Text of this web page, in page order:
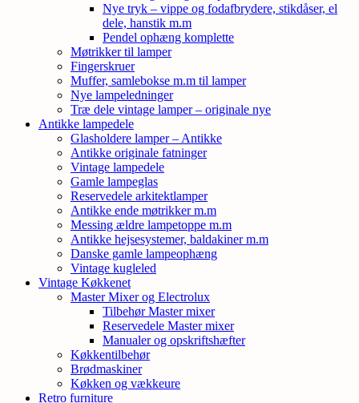
Nye tryk – vippe og fodafbrydere, stikdåser, el
dele, hanstik m.m
Pendel ophæng komplette
Møtrikker til lamper
Fingerskruer
Muffer, samlebokse m.m til lamper
Nye lampeledninger
Træ dele vintage lamper – originale nye
Antikke lampedele
Glasholdere lamper – Antikke
Antikke originale fatninger
Vintage lampedele
Gamle lampeglas
Reservedele arkitektlamper
Antikke ende møtrikker m.m
Messing ældre lampetoppe m.m
Antikke hejsesystemer, baldakiner m.m
Danske gamle lampeophæng
Vintage kugleled
Vintage Køkkenet
Master Mixer og Electrolux
Tilbehør Master mixer
Reservedele Master mixer
Manualer og opskriftshæfter
Køkkentilbehør
Brødmaskiner
Køkken og vækkeure
Retro furniture